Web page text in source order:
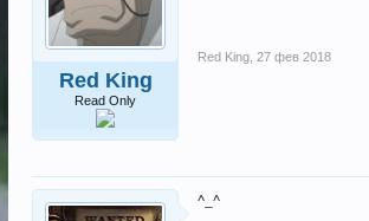
Red King
Read Only
Red King 27 фев 2018
^_^